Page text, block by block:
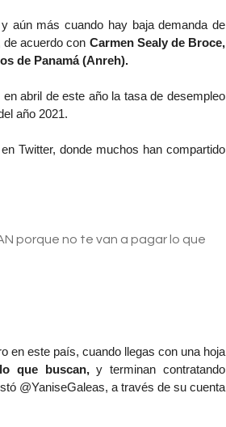
aún más cuando hay baja demanda de
de acuerdo con Carmen Sealy de Broce,
de Panamá (Anreh).
en abril de este año la tasa de desempleo
año 2021.
Twitter, donde muchos han compartido
porque no te van a pagar lo que
en este país, cuando llegas con una hoja
lo que buscan, y terminan contratando
@YaniseGaleas, a través de su cuenta